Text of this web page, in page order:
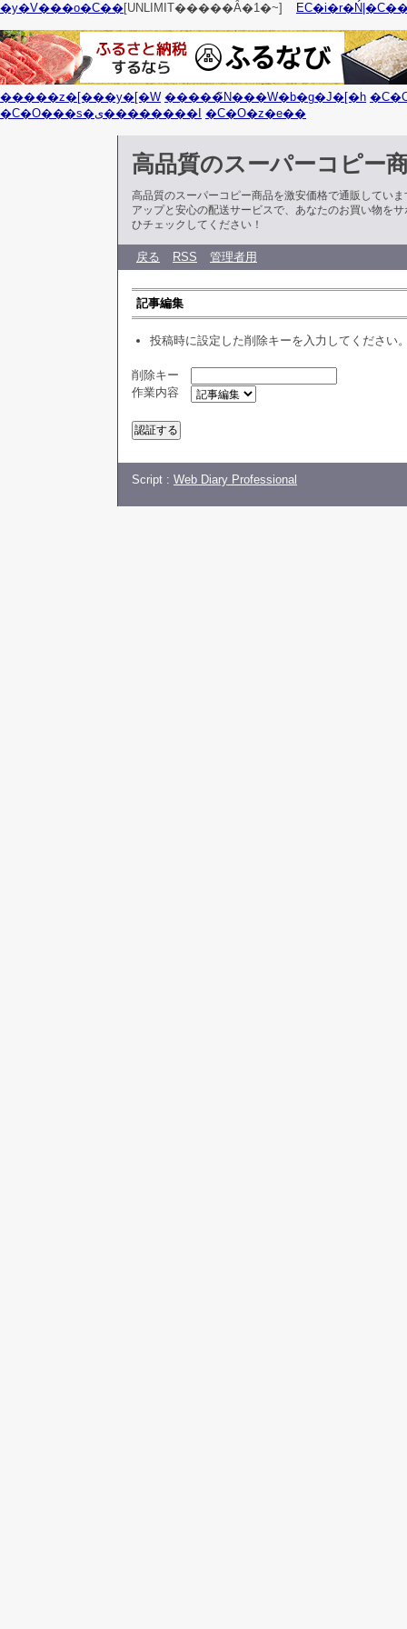
�y�V���o�C��[UNLIMIT�����Ȃ�1�~]
�����z�[���y�[�W �����̃N���W�b�g�J�[�h
�C�O���s�ی��������I �C�O�z�e��
高品質のスーパーコピー
高品質のスーパーコピー商品を激安価格で通販してい
アップと安心の配送サービスで、あなたのお買い物を
ひチェックしてください！
戻る RSS 管理者用
記事編集
投稿時に設定した削除キーを入力してください
削除キー
作業内容
Script : Web Diary Professional